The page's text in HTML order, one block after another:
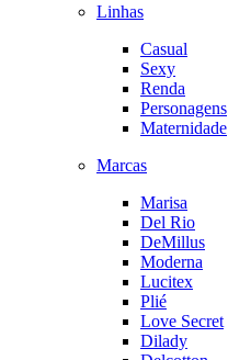
Linhas
Casual
Sexy
Renda
Personagens
Maternidade
Marcas
Marisa
Del Rio
DeMillus
Moderna
Lucitex
Plié
Love Secret
Dilady